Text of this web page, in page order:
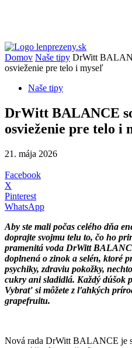
Domov Naše tipy DrWitt
osvieženie pre telo i myseľ
Naše tipy
DrWitt BALANCE
osvieženie pre telo i
21. mája 2026
Facebook
X
Pinterest
WhatsApp
Aby ste mali počas celého dňa
doprajte svojmu telu to, čo ho
pramenitá voda DrWitt
doplnená o zinok a selén, ktoré
psychiky, zdraviu pokožky,
cukry ani sladidlá. Každý dúšok
Vybrať si môžete z ľahkých
grapefruitu.
Nová rada DrWitt BALANCE je